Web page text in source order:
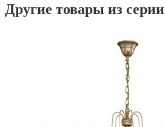
Другие товары из серии